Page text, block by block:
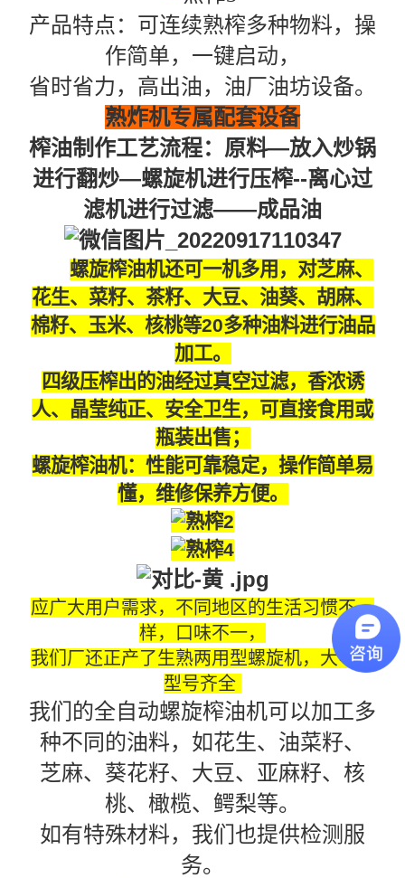
产品特点： 可连续熟榨多种物料，操
作简单，一键启动，
省时省力，高出油，油厂油坊设备。
熟炸机专属配套设备
榨油制作工艺流程：原料—放入炒锅
进行翻炒—螺旋机进行压榨--离心过
滤机进行过滤——成品油
螺旋榨油机还可一机多用，对芝麻、
花生、菜籽、茶籽、大豆、油葵、胡麻、
棉籽、玉米、核桃等20多种油料进行油品
加工。
四级压榨出的油经过真空过滤，香浓诱
人、晶莹纯正、安全卫生，可直接食用或
瓶装出售；
螺旋榨油机：性能可靠稳定，操作简单易
懂，维修保养方便。
应广大用户需求，不同地区的生活习惯不一
样，口味不一，
我们厂还正产了生熟两用型螺旋机，大中小
型号齐全
我们的全自动螺旋榨油机可以加工多
种不同的油料，如花生、油菜籽、
芝麻、葵花籽、大豆、亚麻籽、核
桃、橄榄、鳄梨等。
如有特殊材料，我们也提供检测服
务。